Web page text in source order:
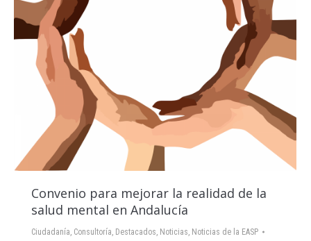
Convenio para mejorar la realidad de la
salud mental en Andalucía
Ciudadanía, Consultoría, Destacados, Noticias, Noticias de la EASP